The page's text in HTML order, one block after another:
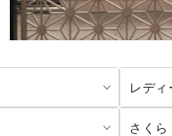
レディ
さくら